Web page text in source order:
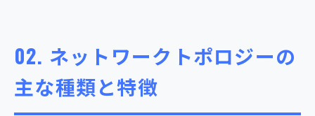
02. ネットワークトポロジーの
主な種類と特徴